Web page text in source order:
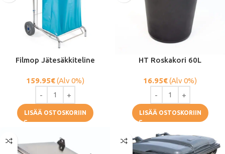
Filmop Jätesäkkiteline
159.95€(Alv 0%)
LISÄÄ OSTOSKORIIN
HT Roskakori 60L
16.95€(Alv 0%)
LISÄÄ OSTOSKORIIN